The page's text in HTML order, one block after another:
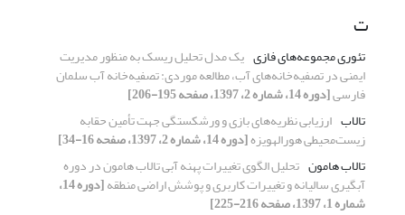
ت
تئوری مجموعه‌های فازی یک مدل تحلیل ریسک به منظور مدیریت
ایمنی در تصفیه‌خانه‌های آب، مطالعه موردی: تصفیه‌خانه آب سلمان
فارسی[دوره 14، شماره 2، 1397، صفحه 195-206]
تالاب ارزیابی نظریه‌های ‌بازی و ورشکستگی جهت تأمین حقابه‌
زیست‌محیطی هورالهویزه[دوره 14، شماره 2، 1397، صفحه 16-34]
تالاب هامون تحلیل الگوی تغییرات پهنه آبی تالاب هامون در دوره
آبگیری سالیانه و تغییرات کاربری و پوشش اراضی منطقه [دوره 14،
شماره 1، 1397، صفحه 216-225]